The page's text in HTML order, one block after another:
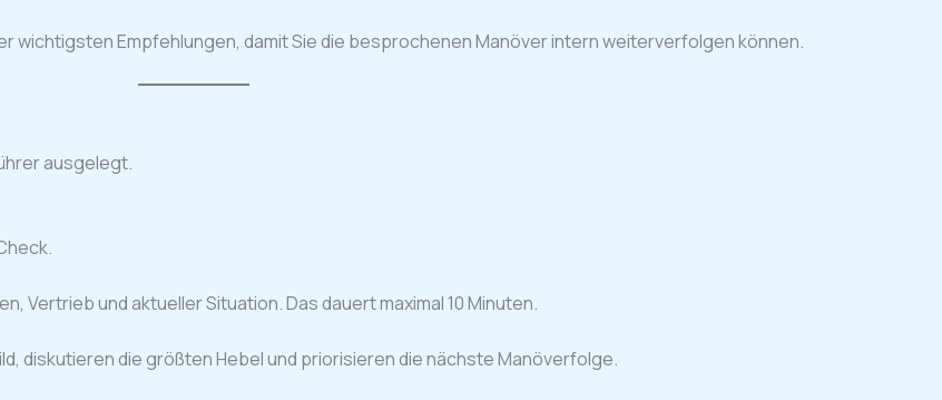
wichtigsten Empfehlungen, damit Sie die besprochenen Manöver intern weiterverfolgen können.
ausgelegt.
Vertrieb und aktueller Situation. Das dauert maximal 10 Minuten.
diskutieren die größten Hebel und priorisieren die nächste Manöverfolge.